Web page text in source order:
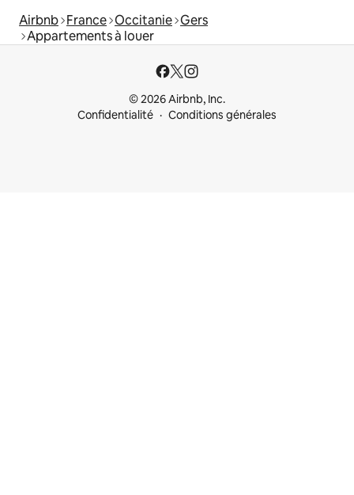
Airbnb France Occitanie Gers
Appartements à louer
© 2026 Airbnb, Inc.
Confidentialité
Conditions générales